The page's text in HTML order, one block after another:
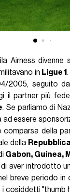
Airness divenne
in Ligue 1
2005, seguito da
il partner più
. Se parliamo di
ad essere
comparsa della
della
Gabon, Guinea,
aver introdotto
breve periodo
i cosiddetti "thumb